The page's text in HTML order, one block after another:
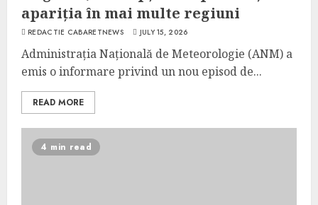
apariția în mai multe regiuni
REDACTIE CABARETNEWS JULY 15, 2026
Administrația Națională de Meteorologie (ANM) a
emis o informare privind un nou episod de...
READ MORE
4 min read